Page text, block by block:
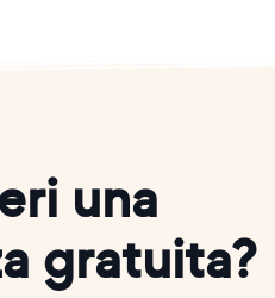
una
gratuita?